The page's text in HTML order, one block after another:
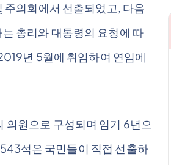
의회에서 선출되었고, 다음
총리와 대통령의 요청에 따
년 5월에 취임하여 연임에
의원으로 구성되며 임기 6년으
석은 국민들이 직접 선출하